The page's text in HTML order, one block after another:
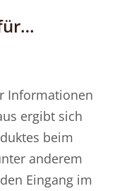
Informationen
ergibt sich
beim
anderem
Eingang im